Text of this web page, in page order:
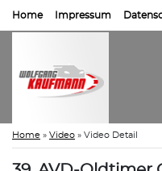
Home Impressum
Home » Video » Video Detail